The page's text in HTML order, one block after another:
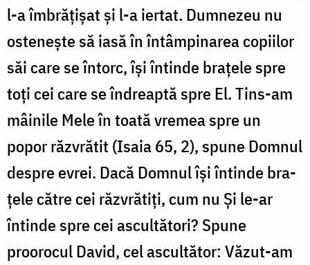
l-a îmbrăţişat şi l-a ier­tat. Dumnezeu nu
osteneşte să iasă în întâmpinarea copiilor
săi care se întorc, îşi întinde braţele spre
toţi cei care se îndreaptă spre El. Tins-am
mâinile Mele în toată vremea spre un
popor răzvrătit (Isaia 65, 2), spune Domnul
despre evrei. Dacă Domnul îşi întinde bra­
ţele către cei răzvrătiţi, cum nu Şi le-ar
întinde spre cei ascultători? Spune
proorocul David, cel ascultător: Văzut-am